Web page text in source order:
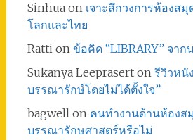
Sinhuaon เจาะลึกวงการห้องส
โลกและไทย
Rattion ข้อคิด “LIBRARY” จา
Sukanya Leepraserton รีวิวหนั
บรรณารักษ์โดยไม่ได้ตั้งใจ”
bagwellon คนทำงานด้านห้องส
บรรณารักษศาสตร์หรือไม่